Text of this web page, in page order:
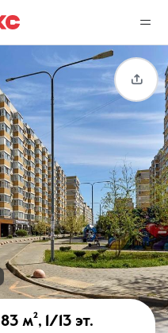
Сравнение
0 объявлений
Услуги
83 м², 1/13 эт.